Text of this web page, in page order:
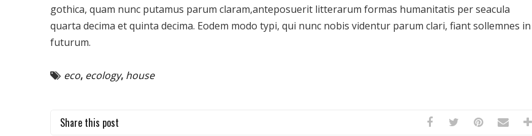
gothica, quam nunc putamus parum claram,anteposuerit litterarum formas humanitatis per seacula
quarta decima et quinta decima. Eodem modo typi, qui nunc nobis videntur parum clari, fiant sollemnes in
futurum.
eco, ecology, house
Share this post